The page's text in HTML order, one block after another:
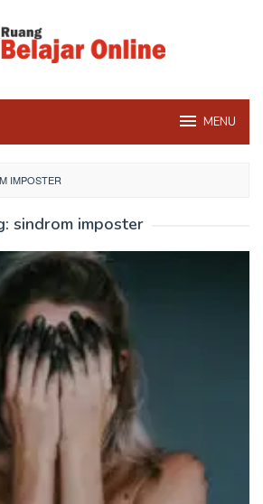
MENU
IMPOSTER
sindrom imposter